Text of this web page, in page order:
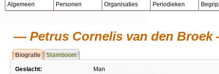
Algemeen Personen Organisaties Periodieken
Petrus Cornelis van den Broek
Biografie Stamboom
Geslacht:
Man